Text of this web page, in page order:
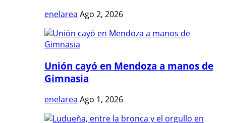
enelarea Ago 2, 2026
Unión cayó en Mendoza a manos de
Gimnasia
enelarea Ago 1, 2026